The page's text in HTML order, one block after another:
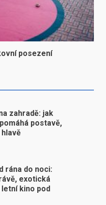
posezení
zahradě: jak
postavě,
rána do noci:
exotická
kino pod